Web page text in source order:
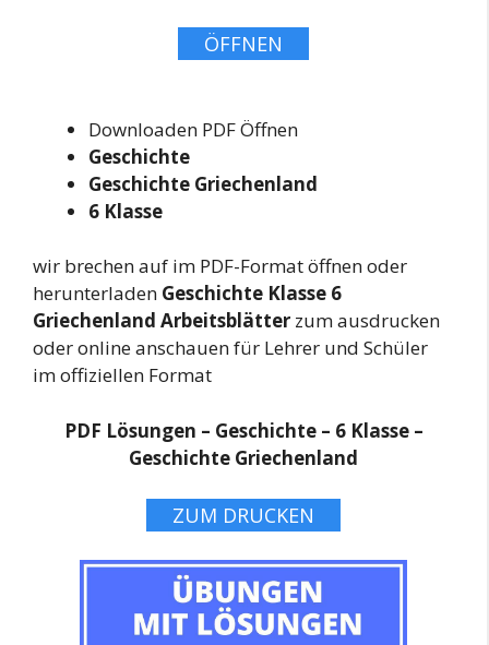
ÖFFNEN
Downloaden PDF Öffnen
Geschichte
Geschichte Griechenland
6 Klasse
wir brechen auf im PDF-Format öffnen oder
herunterladen Geschichte Klasse 6
Griechenland Arbeitsblätter zum ausdrucken
oder online anschauen für Lehrer und Schüler
im offiziellen Format
PDF Lösungen – Geschichte – 6 Klasse –
Geschichte Griechenland
ZUM DRUCKEN